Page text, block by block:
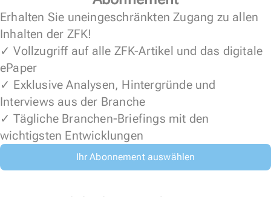
Erhalten Sie uneingeschränkten Zugang zu allen
Inhalten der ZFK!
✓ Vollzugriff auf alle ZFK-Artikel und das digitale
ePaper
✓ Exklusive Analysen, Hintergründe und
Interviews aus der Branche
✓ Tägliche Branchen-Briefings mit den
wichtigsten Entwicklungen
Ihr Abonnement auswählen